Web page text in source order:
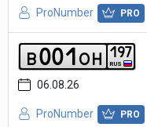
ProNumber PRO
b001oh RUS
197
06.08.26
ProNumber PRO